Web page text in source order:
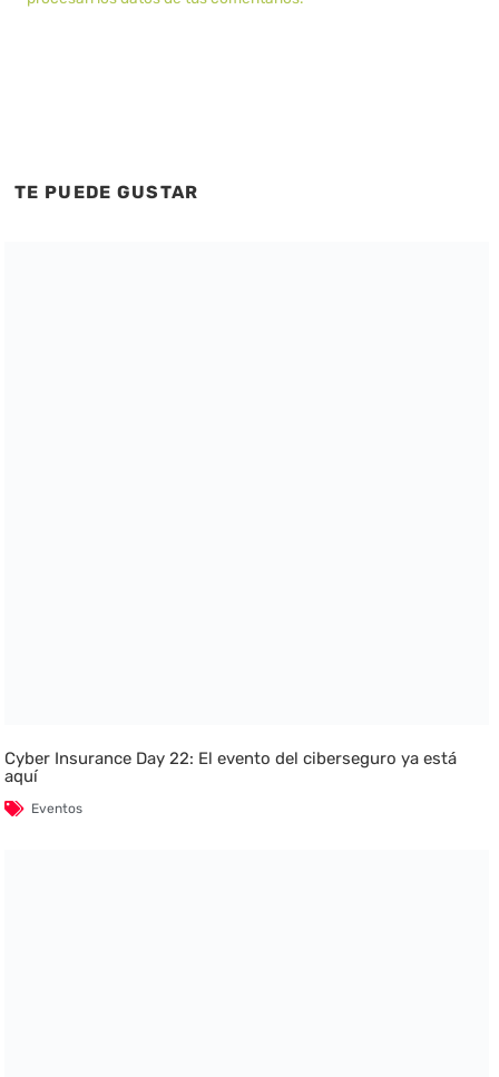
TE PUEDE GUSTAR
Cyber Insurance Day 22: El evento del ciberseguro ya está
aquí
Eventos